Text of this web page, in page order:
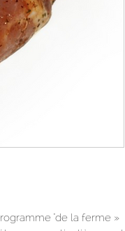
"de la ferme »